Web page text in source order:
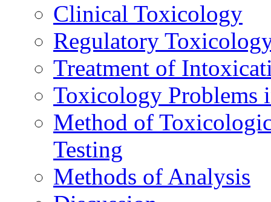
Clinical Toxicology
Regulatory
Treatment of
Toxicology Problems
Method of
Testing
Methods of Analysis